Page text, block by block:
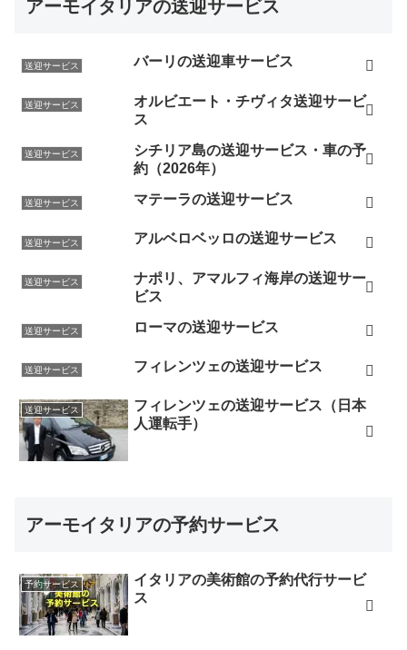
アーモイタリアの送迎サービス
送迎サービス バーリの送迎車サービス
送迎サービス
オルビエート・チヴィタ送迎サービ
ス
送迎サービス
シチリア島の送迎サービス・車の予
約（2026年）
送迎サービス マテーラの送迎サービス
送迎サービス アルベロベッロの送迎サービス
送迎サービス
ナポリ、アマルフィ海岸の送迎サー
ビス
送迎サービス ローマの送迎サービス
送迎サービス フィレンツェの送迎サービス
送迎サービス
フィレンツェの送迎サービス（日本
人運転手）
アーモイタリアの予約サービス
予約サービス
イタリアの美術館の予約代行サービ
ス